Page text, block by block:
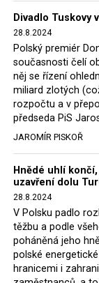
Hołownia, přímo
tomuto
Rozhodnutí
německé, české
představit, že by
Bodnar. Musel
Stále jsou totiž
že důl i
polského
se svými
tisíc lidí. Navíc
souvisí dalších
regionu. Zelená
Rozhodnutí
Divadlo Tuskovy
28.8.2024
Polský premiér
současnosti čelí
něj se řízení
miliard zlotých
rozpočtu a v
předseda PiS
JAROMÍR PISKOŘ
Hnědé uhlí
uzavření dolu
28.8.2024
V Polsku padlo
těžbu a podle
poháněná jeho
polské
hranicemi i